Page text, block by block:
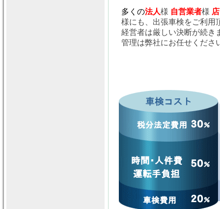
多くの法人様 自営業者様
様にも、出張車検をご利用
経営者は厳しい決断が続き
管理は弊社にお任せくださ